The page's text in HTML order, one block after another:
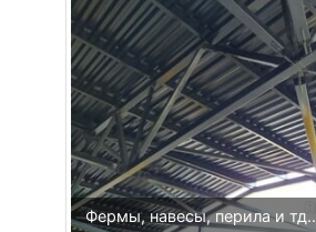
Фермы, навесы, перила и тд..